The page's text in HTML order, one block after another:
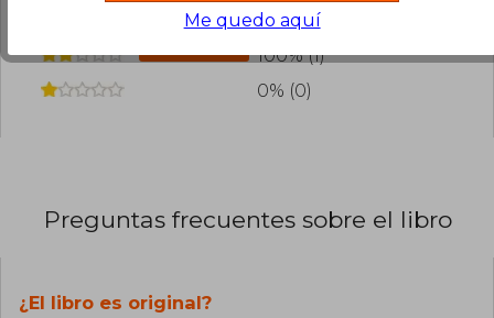
0% (0)
100% (1)
0% (0)
Preguntas frecuentes sobre el libro
¿El libro es original?
Me quedo aquí